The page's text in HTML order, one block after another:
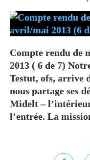
Compte rendu de
2013 ( 6 de 7)
Testut, ofs, arrive
nous partage ses
Midelt –
l’entrée. La